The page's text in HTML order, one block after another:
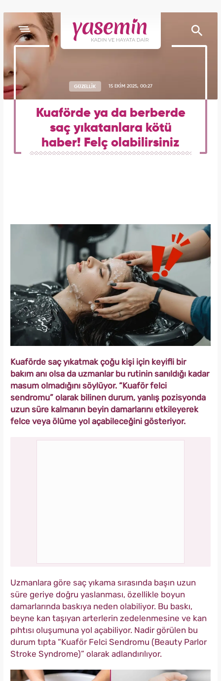
GÜZELLİK 15 EKİM 2025, 00:27
Kuaförde ya da berberde
saç yıkatanlara kötü
haber! Felç olabilirsiniz
Kuaförde saç yıkatmak çoğu kişi için keyifli bir
bakım anı olsa da uzmanlar bu rutinin sanıldığı kadar
masum olmadığını söylüyor. “Kuaför felci
sendromu” olarak bilinen durum, yanlış pozisyonda
uzun süre kalmanın beyin damarlarını etkileyerek
felce veya ölüme yol açabileceğini gösteriyor.
Uzmanlara göre saç yıkama sırasında başın uzun
süre geriye doğru yaslanması, özellikle boyun
damarlarında baskıya neden olabiliyor. Bu baskı,
beyne kan taşıyan arterlerin zedelenmesine ve kan
pıhtısı oluşumuna yol açabiliyor. Nadir görülen bu
durum tıpta “Kuaför Felci Sendromu (Beauty Parlor
Stroke Syndrome)” olarak adlandırılıyor.